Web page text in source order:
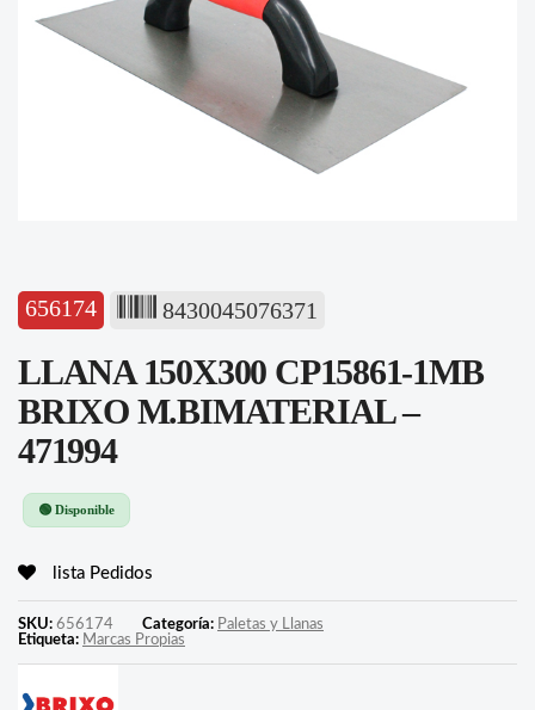
656174 8430045076371
LLANA 150X300 CP15861-1MB
BRIXO M.BIMATERIAL –
471994
🟢 Disponible
lista Pedidos
SKU: 656174 Categoría: Paletas y Llanas
Etiqueta: Marcas Propias